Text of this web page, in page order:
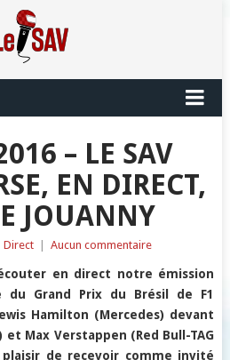
– LE SAV
EN DIRECT,
JOUANNY
Direct Aucun commentaire
en direct notre émission
du Grand Prix du Brésil de F1
Hamilton (Mercedes) devant
et Max Verstappen (Red Bull-TAG
plaisir de recevoir comme invité